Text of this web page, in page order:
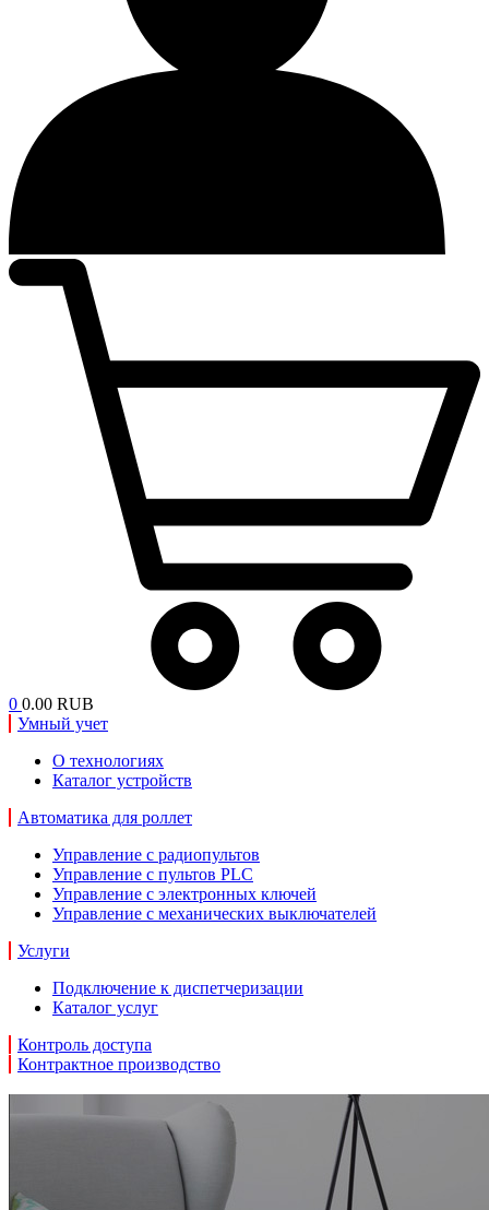
0 0.00 RUB
Умный учет
О технологиях
Каталог устройств
Автоматика для роллет
Управление с радиопультов
Управление с пультов PLC
Управление с электронных ключей
Управление с механических выключателей
Услуги
Подключение к диспетчеризации
Каталог услуг
Контроль доступа
Контрактное производство